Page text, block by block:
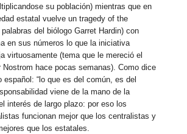
su población) mientras que en
estatal vuelve un tragedy of the
del biólogo Garret Hardin) con
en sus números lo que la iniciativa
virtuosamente (tema que le mereció el
Nostrom hace pocas semanas). Como dice
español: “lo que es del común, es del
viene de la mano de la
interés de largo plazo: por eso los
funcionan mejor que los centralistas y
que los estatales.